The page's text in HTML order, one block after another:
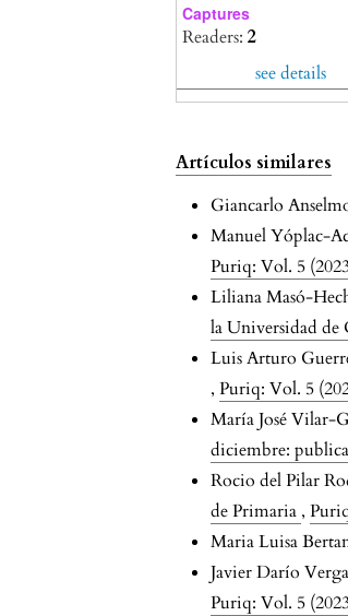
Captures
Readers:2
see details
Artículos similares
Giancarlo
Manuel Yóplac-
Puriq: Vol. 5
Liliana Masó-
la Universidad de
Luis Arturo
,Puriq: Vol. 5
María José Vilar-
diciembre:
Rocio del Pilar
de Primaria ,
Maria Luisa
Javier Darío
Puriq: Vol. 5